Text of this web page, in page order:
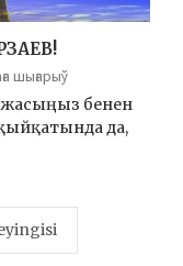
шығарыў
жасыңыз бенен
да,